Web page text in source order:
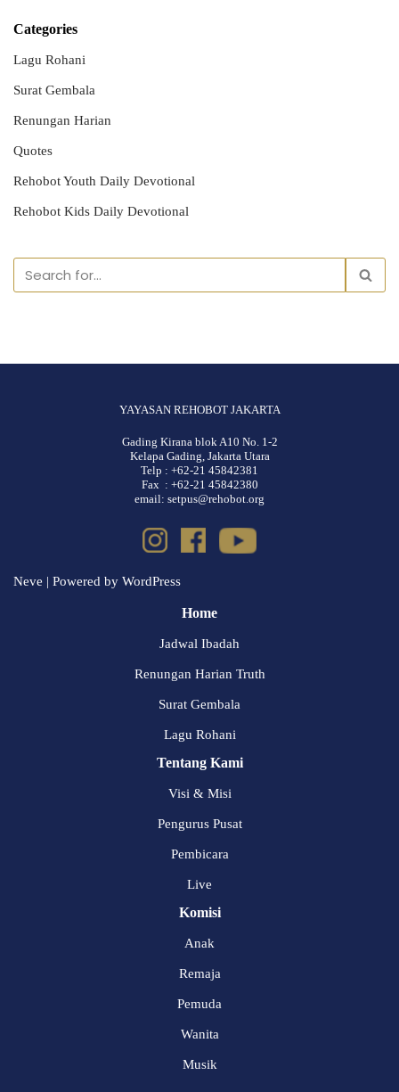
Categories
Lagu Rohani
Surat Gembala
Renungan Harian
Quotes
Rehobot Youth Daily Devotional
Rehobot Kids Daily Devotional
YAYASAN REHOBOT JAKARTA
Gading Kirana blok A10 No. 1-2
Kelapa Gading, Jakarta Utara
Telp : +62-21 45842381
Fax : +62-21 45842380
email: setpus@rehobot.org
Neve | Powered by WordPress
Home
Jadwal Ibadah
Renungan Harian Truth
Surat Gembala
Lagu Rohani
Tentang Kami
Visi & Misi
Pengurus Pusat
Pembicara
Live
Komisi
Anak
Remaja
Pemuda
Wanita
Musik